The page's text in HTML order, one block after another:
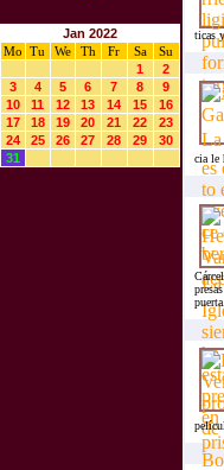
Jan 2022
Mo
Tu We Th Fr Sa
Su
1
2
3
4 5 6 7 8
9
10
11 12 13 14 15
16
17
18 19 20 21 22
23
24
25 26 27 28 29
30
31
ti­cas
cia le